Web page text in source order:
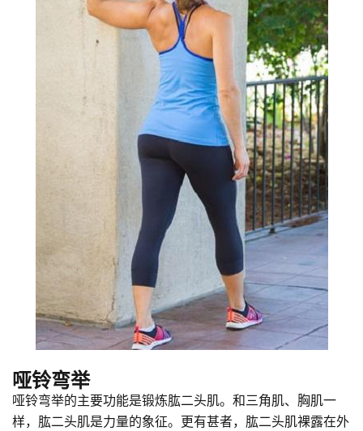
哑铃弯举
哑铃弯举的主要功能是锻炼肱二头肌。和三角肌、胸肌一
样，肱二头肌是力量的象征。更有甚者，肱二头肌裸露在外